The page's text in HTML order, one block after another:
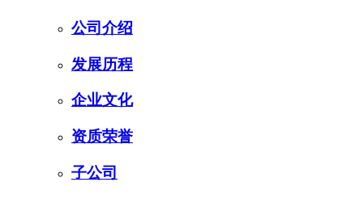
公司介绍
发展历程
企业文化
资质荣誉
子公司